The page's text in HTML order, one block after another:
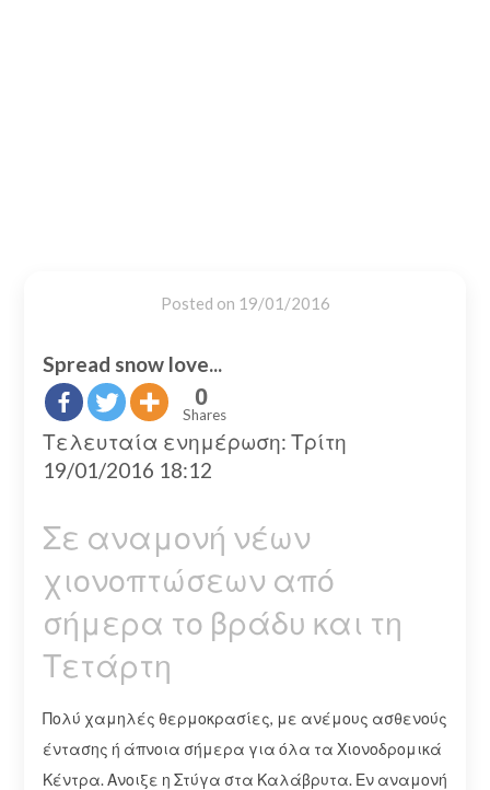
Posted on 19/01/2016
Spread snow love...
0
Shares
Τελευταία ενημέρωση: Τρίτη
19/01/2016 18:12
Σε αναμονή νέων
χιονοπτώσεων από
σήμερα το βράδυ και τη
Τετάρτη
Πολύ χαμηλές θερμοκρασίες, με ανέμους ασθενούς
έντασης ή άπνοια σήμερα για όλα τα Χιονοδρομικά
Κέντρα. Ανοιξε η Στύγα στα Καλάβρυτα. Εν αναμονή